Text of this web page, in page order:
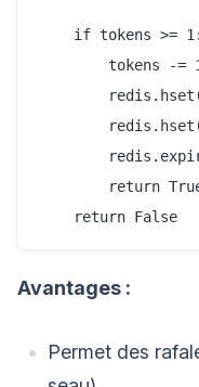
    if tokens >= 1:
tokens -=
return
Avantages :
Permet des